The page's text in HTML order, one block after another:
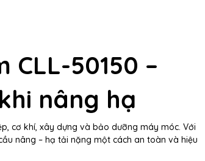
50150 –
nâng hạ
cơ khí, xây dựng và bảo dưỡng máy móc. Với
nâng – hạ tải nặng một cách an toàn và hiệu